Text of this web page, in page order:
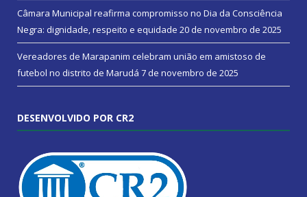
Câmara Municipal reafirma compromisso no Dia da Consciência
Negra: dignidade, respeito e equidade 20 de novembro de 2025
Vereadores de Marapanim celebram união em amistoso de
futebol no distrito de Marudá 7 de novembro de 2025
DESENVOLVIDO POR CR2